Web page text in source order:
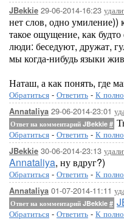
JBekkie 29-06-2014-16:23
нет слов, одно умиление))
такое ощущение, как
люди: беседуют, дружат,
мы когда-нибудь языки
Наташ, а как понять, где
Обратиться - Ответить - К
Annataliya 29-06-2014-23:01
Ответ на комментарий JBekkie #
Обратиться - Ответить - К
JBekkie 30-06-2014-23:13
Annataliya, ну вдруг?)
Обратиться - Ответить - К
Annataliya 01-07-2014-11:11
Ответ на комментарий JBekkie #
Обратиться - Ответить - К